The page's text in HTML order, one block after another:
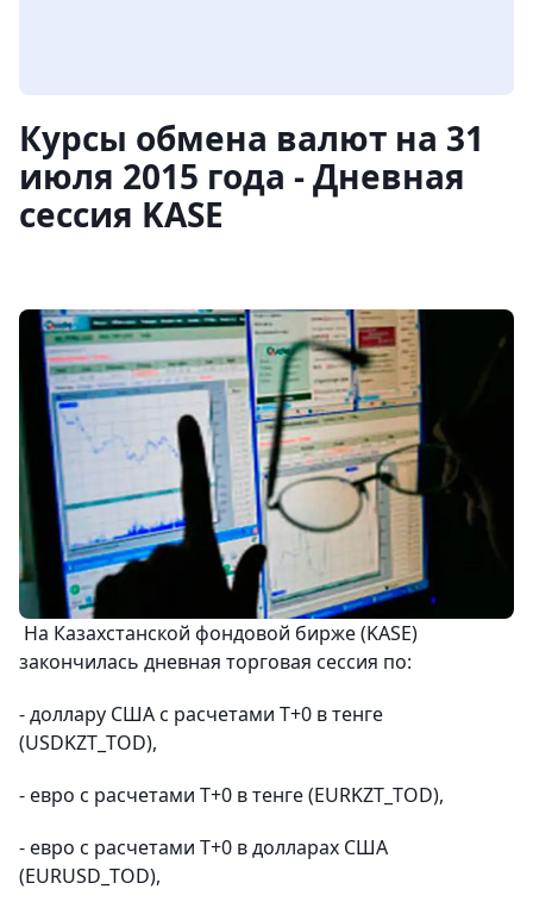
Курсы обмена валют на 31
июля 2015 года - Дневная
сессия KASE
На Казахстанской фондовой бирже (KASE)
закончилась дневная торговая сессия по:
- доллару США с расчетами Т+0 в тенге
(USDKZT_TOD),
- евро с расчетами Т+0 в тенге (EURKZT_TOD),
- евро с расчетами Т+0 в долларах США
(EURUSD_TOD),